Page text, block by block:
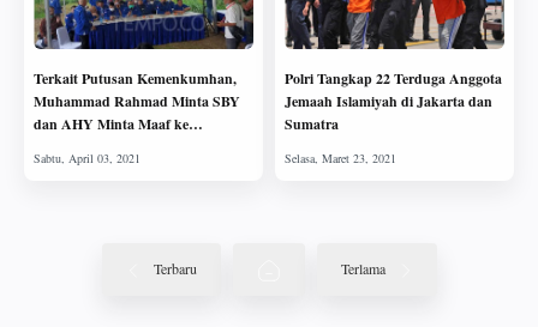
Terkait Putusan Kemenkumhan,
Muhammad Rahmad Minta SBY
dan AHY Minta Maaf ke
Polri Tangkap 22 Terduga Anggota
Jemaah Islamiyah di Jakarta dan
Sumatra
Terbaru Terlama